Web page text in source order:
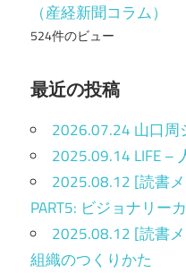
（産経新聞コラム）
524件のビュー
最近の投稿
2026.07.24 山口周
2025.09.14 LIFE –
2025.08.12 [読書
PART5: ビジョナリー
2025.08.12 [読書
組織のつくりかた